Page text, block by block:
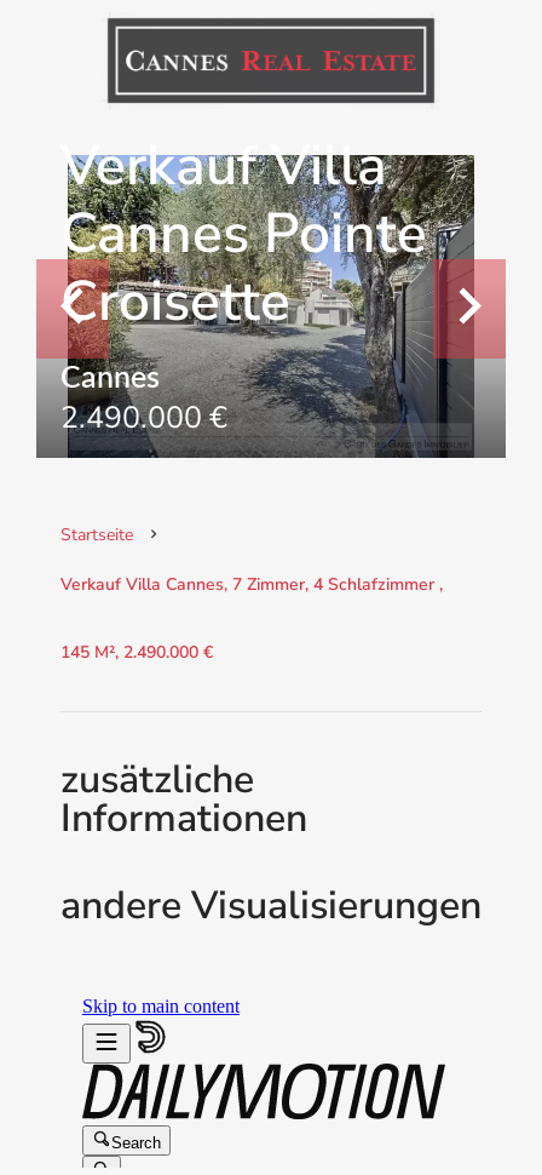
Verkauf Villa
Cannes Pointe
Croisette
Cannes
2.490.000 €
Startseite
Verkauf Villa Cannes, 7 Zimmer, 4 Schlafzimmer ,
145 M², 2.490.000 €
zusätzliche
Informationen
andere Visualisierungen